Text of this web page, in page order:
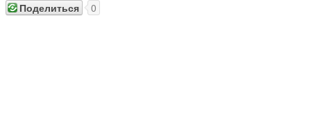
Поделиться 0